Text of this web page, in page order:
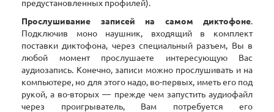
предустановленных профилей).
Прослушивание записей на самом диктофоне.
Подключив моно наушник, входящий в комплект
поставки диктофона, через специальный разъем, Вы в
любой момент прослушаете интересующую Вас
аудиозапись. Конечно, записи можно прослушивать и на
компьютере, но для этого надо, во-первых, иметь его под
рукой, а во-вторых — прежде чем запустить аудиофайл
через проигрыватель, Вам потребуется его